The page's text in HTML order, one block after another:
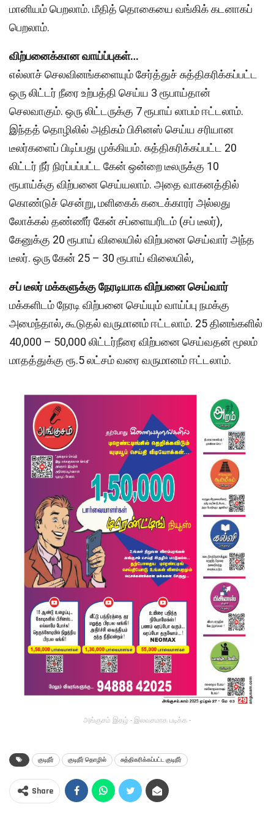
மானியம் பெறலாம். மீதித் தொகையை வங்கிக் கடனாகப்
பெறலாம்.
விற்பனைக்கான வாய்ப்புகள்…
எல்லாச் செலவினங்களையும் சேர்த்துச் சுத்திகரிக்கப்பட்ட
ஒரு லிட்டர் நீரை உற்பத்தி செய்ய 3 ரூபாய்தான்
செலவாகும். ஒரு லிட்டருக்கு 7 ரூபாய் லாபம் ஈட்டலாம்.
இந்தத் தொழிலில் அதிகம் பிசினஸ் செய்ய சரியான
டீலர்களைப் பிடிப்பது முக்கியம். சுத்திகரிக்கப்பட்ட 20
லிட்டர் நீர் நிரப்பப்பட்ட கேன் ஒன்றை டீலருக்கு 10
ரூபாய்க்கு விற்பனை செய்யலாம். அதை வாகனத்தில்
கொண்டுச் சென்று, மளிகைக் கடைக்காரர் அல்லது
லோக்கல் தண்ணீர் கேன் சப்ளையரிடம் (சப் டீலர்),
கேனுக்கு 20 ரூபாய் விலையில் விற்பனை செய்வார் அந்த
டீலர். ஒரு கேன் 25 – 30 ரூபாய் விலையில்,
சப் டீலர் மக்களுக்கு நேரடியாக விற்பனை செய்வார்
மக்களிடம் நேரடி விற்பனை செய்யும் வாய்ப்பு நமக்கு
அமைந்தால், கூடுதல் வருமானம் ஈட்டலாம். 25 தினங்களில்
40,000 – 50,000 லிட்டர்நீரை விற்பனை செய்வதன் மூலம்
மாதத்துக்கு ரூ.5 லட்சம் வரை வருமானம் ஈட்டலாம்.
அங்குசம் இதழ் - இலவசமாக படிக்க -
குடிநீர் குடிநீர் தொழில் சுத்திகரிக்கப்பட்ட குடிநீர்
Share